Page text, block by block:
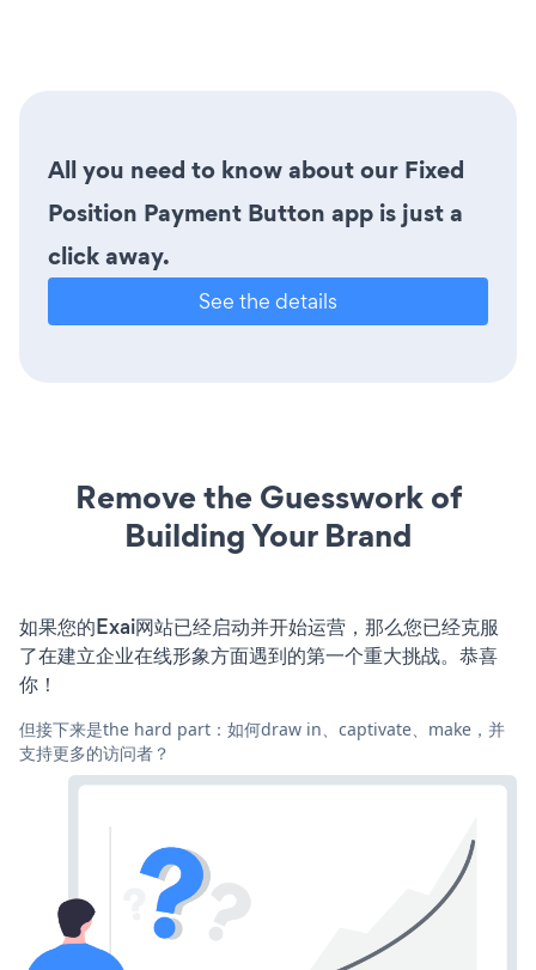
All you need to know about our Fixed
Position Payment Button app is just a
click away.
See the details
Remove the Guesswork of
Building Your Brand
如果您的Exai网站已经启动并开始运营，那么您已经克服
了在建立企业在线形象方面遇到的第一个重大挑战。恭喜
你！
但接下来是the hard part：如何draw in、captivate、make，并
支持更多的访问者？